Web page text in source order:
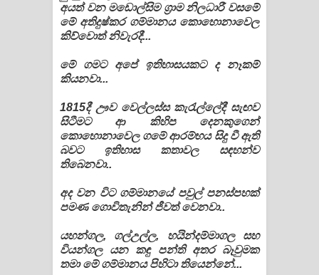
අයත් වන මඩොල්සිම ග්‍රාම නිලධාරී වසමේ
මේ අතිදුෂ්කර ගම්මානය කොහොනාවෙල
කිව්වොත් නිවැරදී...
මේ ගමට අපේ ඉතිහාසයකට ද නෑකම්
කියනවා...
1815දී ඌව වෙල්ලස්ස කැරැල්ලේදී සැඟව
සිටීමට ආ කිහිප දෙනකුගෙන්
කොහොනාවෙල ගමේ ආරම්භය සිදු වී ඇති
බවට ඉතිහාස කතාවල සඳහන්ව
තිබෙනවා..
අද වන විට ගම්මානයේ පවුල් පනස්පහක්
පමණ ගොවිතැනින් ජීවත් වෙනවා..
යහන්ගල, ගල්උල්ල, හයින්දම්මාගල සහ
වියන්ගල යන කඳු පන්ති අතර බෑවුමක
තමා මේ ගම්මානය පිහිටා තියෙන්නේ...